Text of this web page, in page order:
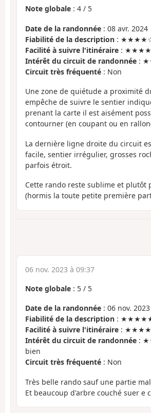
Note globale : 4 / 5
Date de la randonnée : 08 avr. 2024
Fiabilité de la description :
Facilité à suivre l'itinéraire :
Intérêt du circuit de randonnée :
Circuit très fréquenté : Non
Une zone de quiétude a proximité
empêche de suivre le sentier
prenant la carte il est aisément
contourner (en coupant ou en
La dernière ligne droite du circuit
facile, sentier irrégulier, grosses
parfois étroit.
Cette rando reste sublime et plutôt
(hormis la toute petite première
06 nov. 2023 à 09:37
Note globale : 5 / 5
Date de la randonnée : 06 nov. 2023
Fiabilité de la description : ★★★★★
Facilité à suivre l'itinéraire :
Intérêt du circuit de randonnée :
bien
Circuit très fréquenté : Non
Très belle rando sauf une partie
Et beaucoup d'arbre couché suer e